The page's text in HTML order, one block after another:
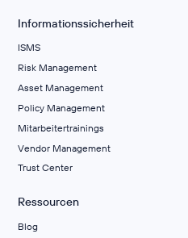
Informationssicherheit
ISMS
Risk Management
Asset Management
Policy Management
Mitarbeitertrainings
Vendor Management
Trust Center
Ressourcen
Blog